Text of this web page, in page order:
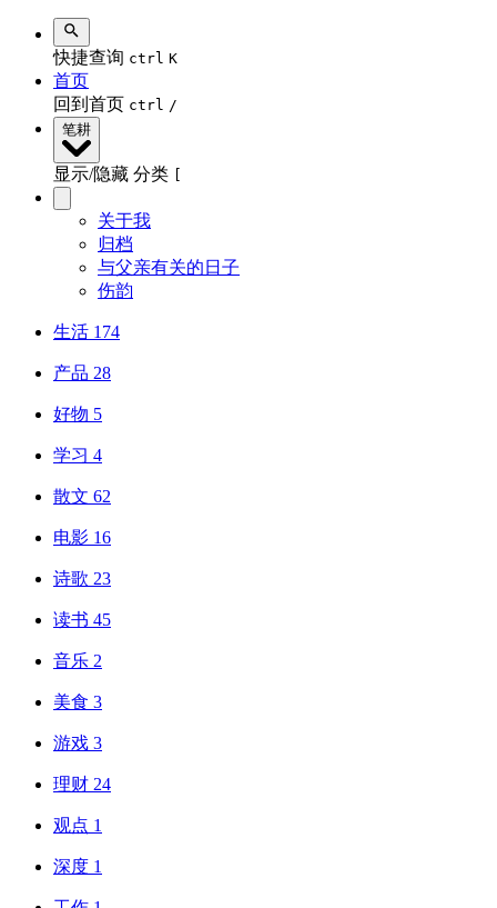
快捷查询 ctrl K
首页
回到首页 ctrl /
笔耕
显示/隐藏 分类
关于我
归档
与父亲有关的日子
伤韵
生活 174
产品 28
好物 5
学习 4
散文 62
电影 16
诗歌 23
读书 45
音乐 2
美食 3
游戏 3
理财 24
观点 1
深度 1